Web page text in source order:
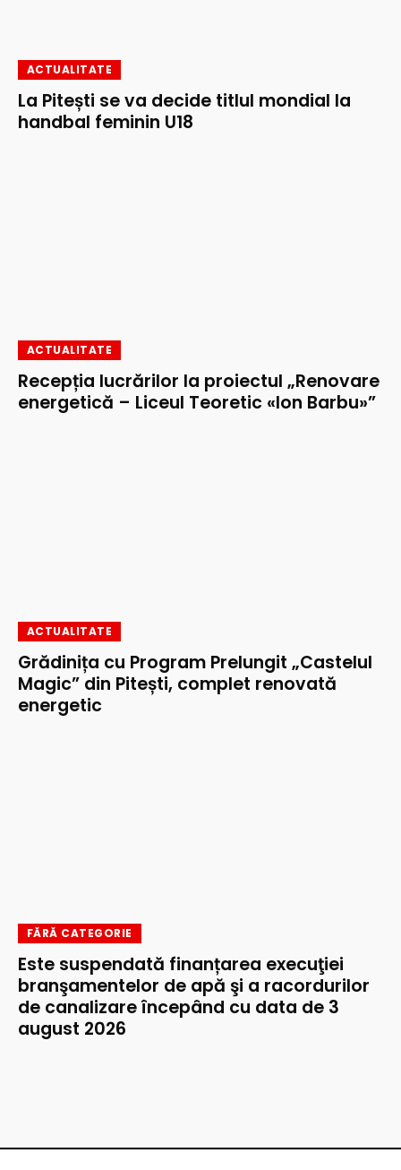
ACTUALITATE
La Pitești se va decide titlul mondial la
handbal feminin U18
ACTUALITATE
Recepția lucrărilor la proiectul „Renovare
energetică – Liceul Teoretic «Ion Barbu»”
ACTUALITATE
Grădinița cu Program Prelungit „Castelul
Magic” din Pitești, complet renovată
energetic
FĂRĂ CATEGORIE
Este suspendată finanțarea execuţiei
branşamentelor de apă şi a racordurilor
de canalizare începând cu data de 3
august 2026